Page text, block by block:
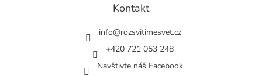
Kontakt
info@rozsvitimesvet.cz
+420 721 053 248
Navštivte náš Facebook